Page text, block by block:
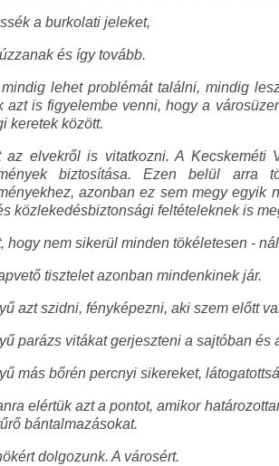
a burkolati jeleket,
és így tovább.
lehet problémát találni, mindig
azt is figyelembe venni, hogy a
keretek között.
az elvekről is vitatkozni. A Kecskeméti
biztosítása. Ezen belül arra
azonban ez sem megy egyik
közlekedésbiztonsági feltételeknek is
hogy nem sikerül minden tökéletesen -
tisztelet azonban mindenkinek jár.
azt szidni, fényképezni, aki szem előtt
parázs vitákat gerjeszteni a sajtóban és
más bőrén percnyi sikereket,
elértük azt a pontot, amikor
bántalmazásokat.
dolgozunk. A városért.